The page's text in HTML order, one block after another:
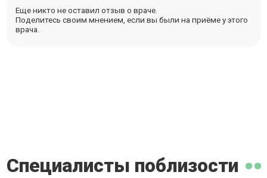
Еще никто не оставил отзыв о враче.
Поделитесь своим мнением, если вы были на приёме у этого
врача.
Специалисты поблизости